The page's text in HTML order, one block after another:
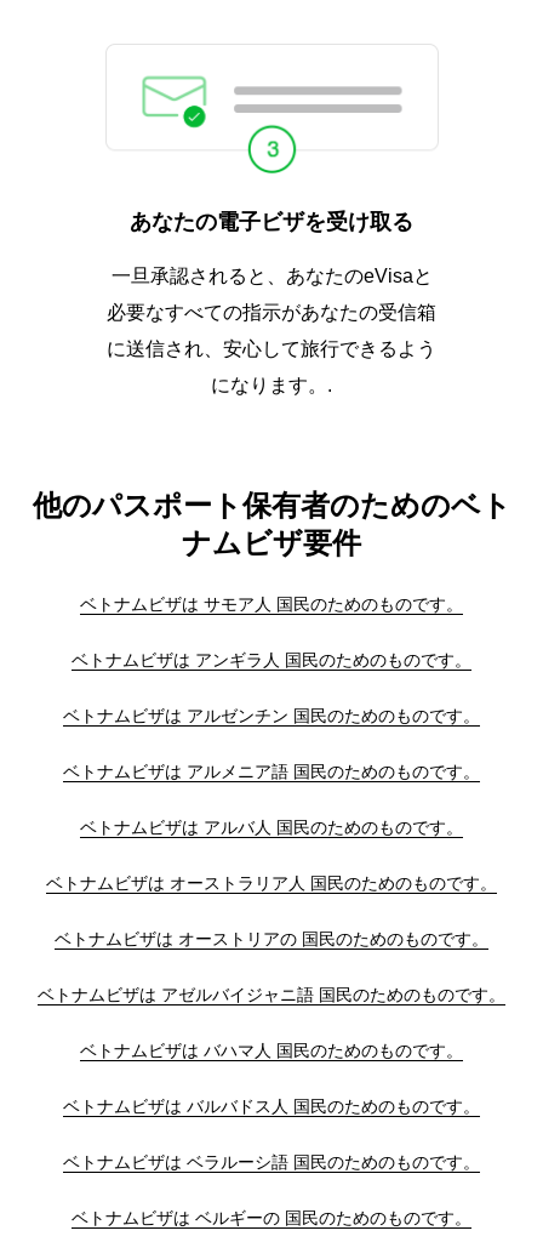
あなたの電子ビザを受け取る
一旦承認されると、あなたのeVisaと
必要なすべての指示があなたの受信箱
に送信され、安心して旅行できるよう
になります。.
他のパスポート保有者のためのベト
ナムビザ要件
ベトナムビザは サモア人 国民のためのものです。
ベトナムビザは アンギラ人 国民のためのものです。
ベトナムビザは アルゼンチン 国民のためのものです。
ベトナムビザは アルメニア語 国民のためのものです。
ベトナムビザは アルバ人 国民のためのものです。
ベトナムビザは オーストラリア人 国民のためのものです。
ベトナムビザは オーストリアの 国民のためのものです。
ベトナムビザは アゼルバイジャニ語 国民のためのものです。
ベトナムビザは バハマ人 国民のためのものです。
ベトナムビザは バルバドス人 国民のためのものです。
ベトナムビザは ベラルーシ語 国民のためのものです。
ベトナムビザは ベルギーの 国民のためのものです。